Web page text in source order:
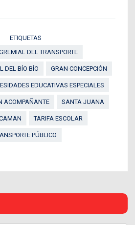
ETIQUETAS
DEL TRANSPORTE
DEL BÍO BÍO GRAN CONCEPCIÓN
EDUCATIVAS ESPECIALES
ACOMPAÑANTE SANTA JUANA
TARIFA ESCOLAR
PÚBLICO